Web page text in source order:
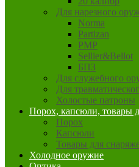
Для нарезного
Norma
Partizan
PMP
Sellier&Bellot
БПЗ
Для служебного
Для
Холостые патроны
Порох, капсюли, товары
Порох
Капсюли
Товары для
Холодное оружие